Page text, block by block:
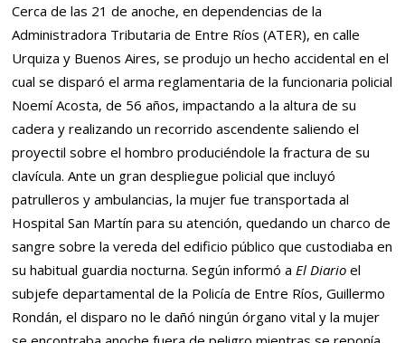
Cerca de las 21 de anoche, en dependencias de la
Administradora Tributaria de Entre Ríos (ATER), en calle
Urquiza y Buenos Aires, se produjo un hecho accidental en el
cual se disparó el arma reglamentaria de la funcionaria policial
Noemí Acosta, de 56 años, impactando a la altura de su
cadera y realizando un recorrido ascendente saliendo el
proyectil sobre el hombro produciéndole la fractura de su
clavícula. Ante un gran despliegue policial que incluyó
patrulleros y ambulancias, la mujer fue transportada al
Hospital San Martín para su atención, quedando un charco de
sangre sobre la vereda del edificio público que custodiaba en
su habitual guardia nocturna. Según informó a El Diario el
subjefe departamental de la Policía de Entre Ríos, Guillermo
Rondán, el disparo no le dañó ningún órgano vital y la mujer